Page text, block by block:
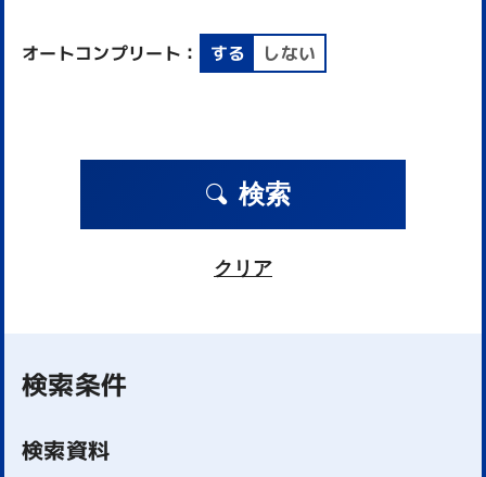
オートコンプリート： する しない
検索
クリア
検索条件
検索資料